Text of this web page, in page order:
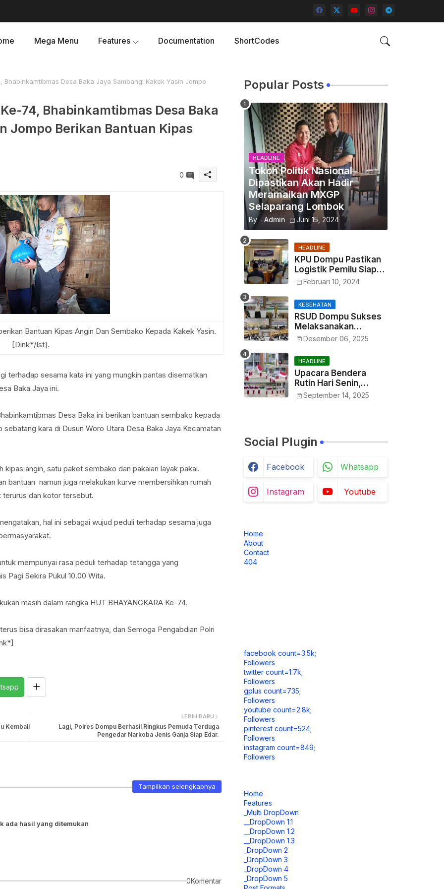
Mega Menu Features Documentation ShortCodes
Desa Baka Jaya Sambangi Kakek Yasin Jompo
74, Bhabinkamtibmas Desa Baka
Jompo Berikan Bantuan Kipas
0
Bantuan Kipas Angin Dan Sembako Kepada Kakek Yasin.
[Dink*/Ist].
terhadap sesama kata ini yang mungkin pantas disematkan
Baka Jaya ini.
Desa Baka ini berikan bantuan sembako kepada
kara di Dusun Woro Utara Desa Baka Jaya Kecamatan
angin, satu paket sembako dan pakaian layak pakai.
bantuan namun juga melakukan kurve membersihkan rumah
terurus dan kotor tersebut.
hal ini sebagai wujud peduli terhadap sesama juga
mempunyai rasa peduli terhadap tetangga yang
Pagi Sekira Pukul 10.00 Wita.
masih dalam rangka HUT BHAYANGKARA Ke-74.
bisa dirasakan manfaatnya, dan Semoga Pengabdian Polri
LEBIH BARU
Lagi, Polres Dompu Berhasil Ringkus Pemuda Terduga
Pengedar Narkoba Jenis Ganja Siap Edar.
Kembali
Tampilkan selengkapnya
ada hasil yang ditemukan
0Komentar
Popular Posts
HEADLINE
Tokoh Politik Nasional
Dipastikan Akan Hadir
Meramaikan MXGP
Selaparang Lombok
By - Admin Juni 15, 2024
HEADLINE
KPU Dompu Pastikan
Logistik Pemilu Siap
Didistribusikan Tepat
Februari 10, 2024
KESEHATAN
RSUD Dompu Sukses
Melaksanakan
Kegiatan In House
Training Petugas
Desember 06, 2025
HEADLINE
Upacara Bendera
Rutin Hari Senin,
Haryono : Wujud
September 14, 2025
Social Plugin
Facebook Whatsapp
Instagram Youtube
Home
About
Contact
404
facebook count=3.5k;
Followers
twitter count=1.7k;
Followers
gplus count=735;
Followers
youtube count=2.8k;
Followers
pinterest count=524;
Followers
instagram count=849;
Followers
Home
Features
_Multi DropDown
__DropDown 1.1
__DropDown 1.2
__DropDown 1.3
_DropDown 2
_DropDown 3
_DropDown 4
_DropDown 5